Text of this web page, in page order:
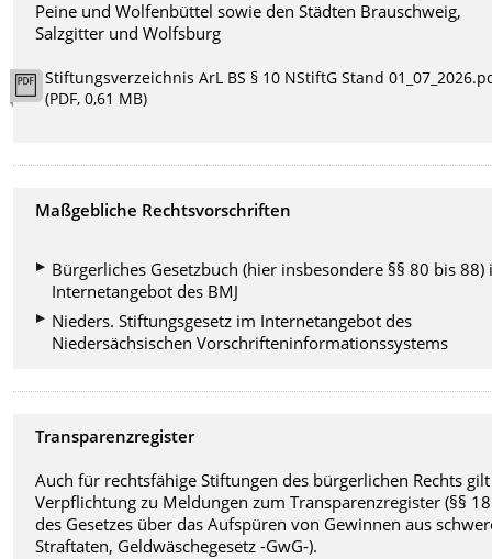
Peine und Wolfenbüttel sowie den Städten Brauschweig,
Salzgitter und Wolfsburg
Stiftungsverzeichnis ArL BS § 10 NStiftG Stand
(PDF, 0,61 MB)
Maßgebliche Rechtsvorschriften
Bürgerliches Gesetzbuch (hier insbesondere §§ 80 bis 88)
Internetangebot des BMJ
Nieders. Stiftungsgesetz im Internetangebot des
Niedersächsischen Vorschrifteninformationssystems
Transparenzregister
Auch für rechtsfähige Stiftungen des bürgerlichen Rechts
Verpflichtung zu Meldungen zum Transparenzregister (§§
des Gesetzes über das Aufspüren von Gewinnen aus
Straftaten, Geldwäschegesetz -GwG-).